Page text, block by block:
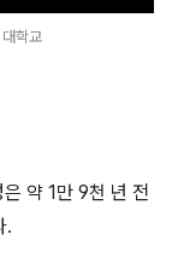
학교
약 1만 9천 년 전
.